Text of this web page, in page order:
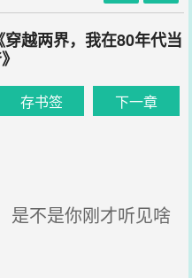
越两界，我在80年代当
存书签 下一章
是不是你刚才听见啥